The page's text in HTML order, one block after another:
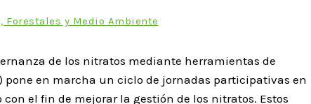
Forestales y Medio Ambiente
de los nitratos mediante herramientas de
pone en marcha un ciclo de jornadas participativas en
con el fin de mejorar la gestión de los nitratos. Estos